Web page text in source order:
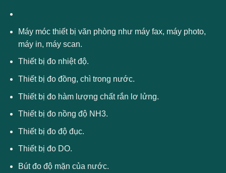
Máy móc thiết bị văn phòng như máy fax, máy photo,
máy in, máy scan.
Thiết bị đo nhiệt độ.
Thiết bị đo đồng, chì trong nước.
Thiết bị đo hàm lượng chất rắn lơ lửng.
Thiết bị đo nồng độ NH3.
Thiết bị đo độ đục.
Thiết bị đo DO.
Bút đo độ mặn của nước.